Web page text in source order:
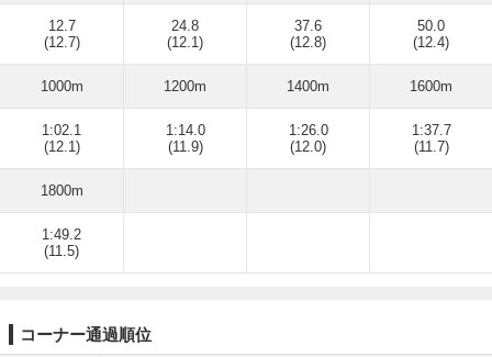
12.7
(12.7)
24.8
(12.1)
37.6
(12.8)
50.0
(12.4)
1000m 1200m 1400m 1600m
1:02.1
(12.1)
1:14.0
(11.9)
1:26.0
(12.0)
1:37.7
(11.7)
1800m
1:49.2
(11.5)
コーナー通過順位